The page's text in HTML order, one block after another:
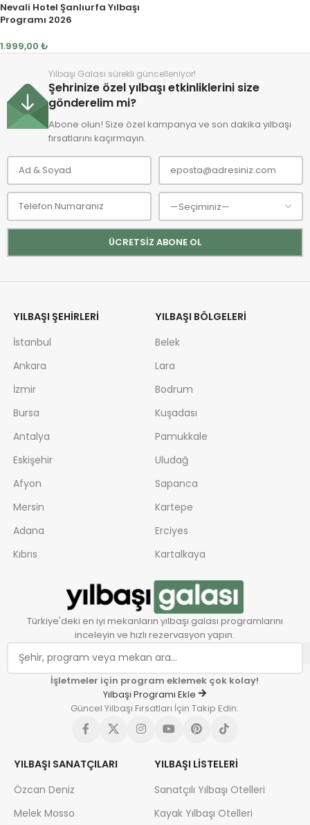
Nevali Hotel Şanlıurfa Yılbaşı
Programı 2026
1.999,00 ₺
Yılbaşı Galası sürekli güncelleniyor!
Şehrinize özel yılbaşı etkinliklerini size
gönderelim mi?
Abone olun! Size özel kampanya ve son dakika yılbaşı
fırsatlarını kaçırmayın.
YILBAŞI ŞEHIRLERI
İstanbul
Ankara
İzmir
Bursa
Antalya
Eskişehir
Afyon
Mersin
Adana
Kıbrıs
YILBAŞI BÖLGELERI
Belek
Lara
Bodrum
Kuşadası
Pamukkale
Uludağ
Sapanca
Kartepe
Erciyes
Kartalkaya
Türkiye'deki en iyi mekanların yılbaşı galası programlarını
inceleyin ve hızlı rezervasyon yapın.
İşletmeler için program eklemek çok kolay!
Yılbaşı Programı Ekle
Güncel Yılbaşı Fırsatları İçin Takip Edin:
YILBAŞI SANATÇILARI
Özcan Deniz
Melek Mosso
YILBAŞI LISTELERI
Sanatçılı Yılbaşı Otelleri
Kayak Yılbaşı Otelleri